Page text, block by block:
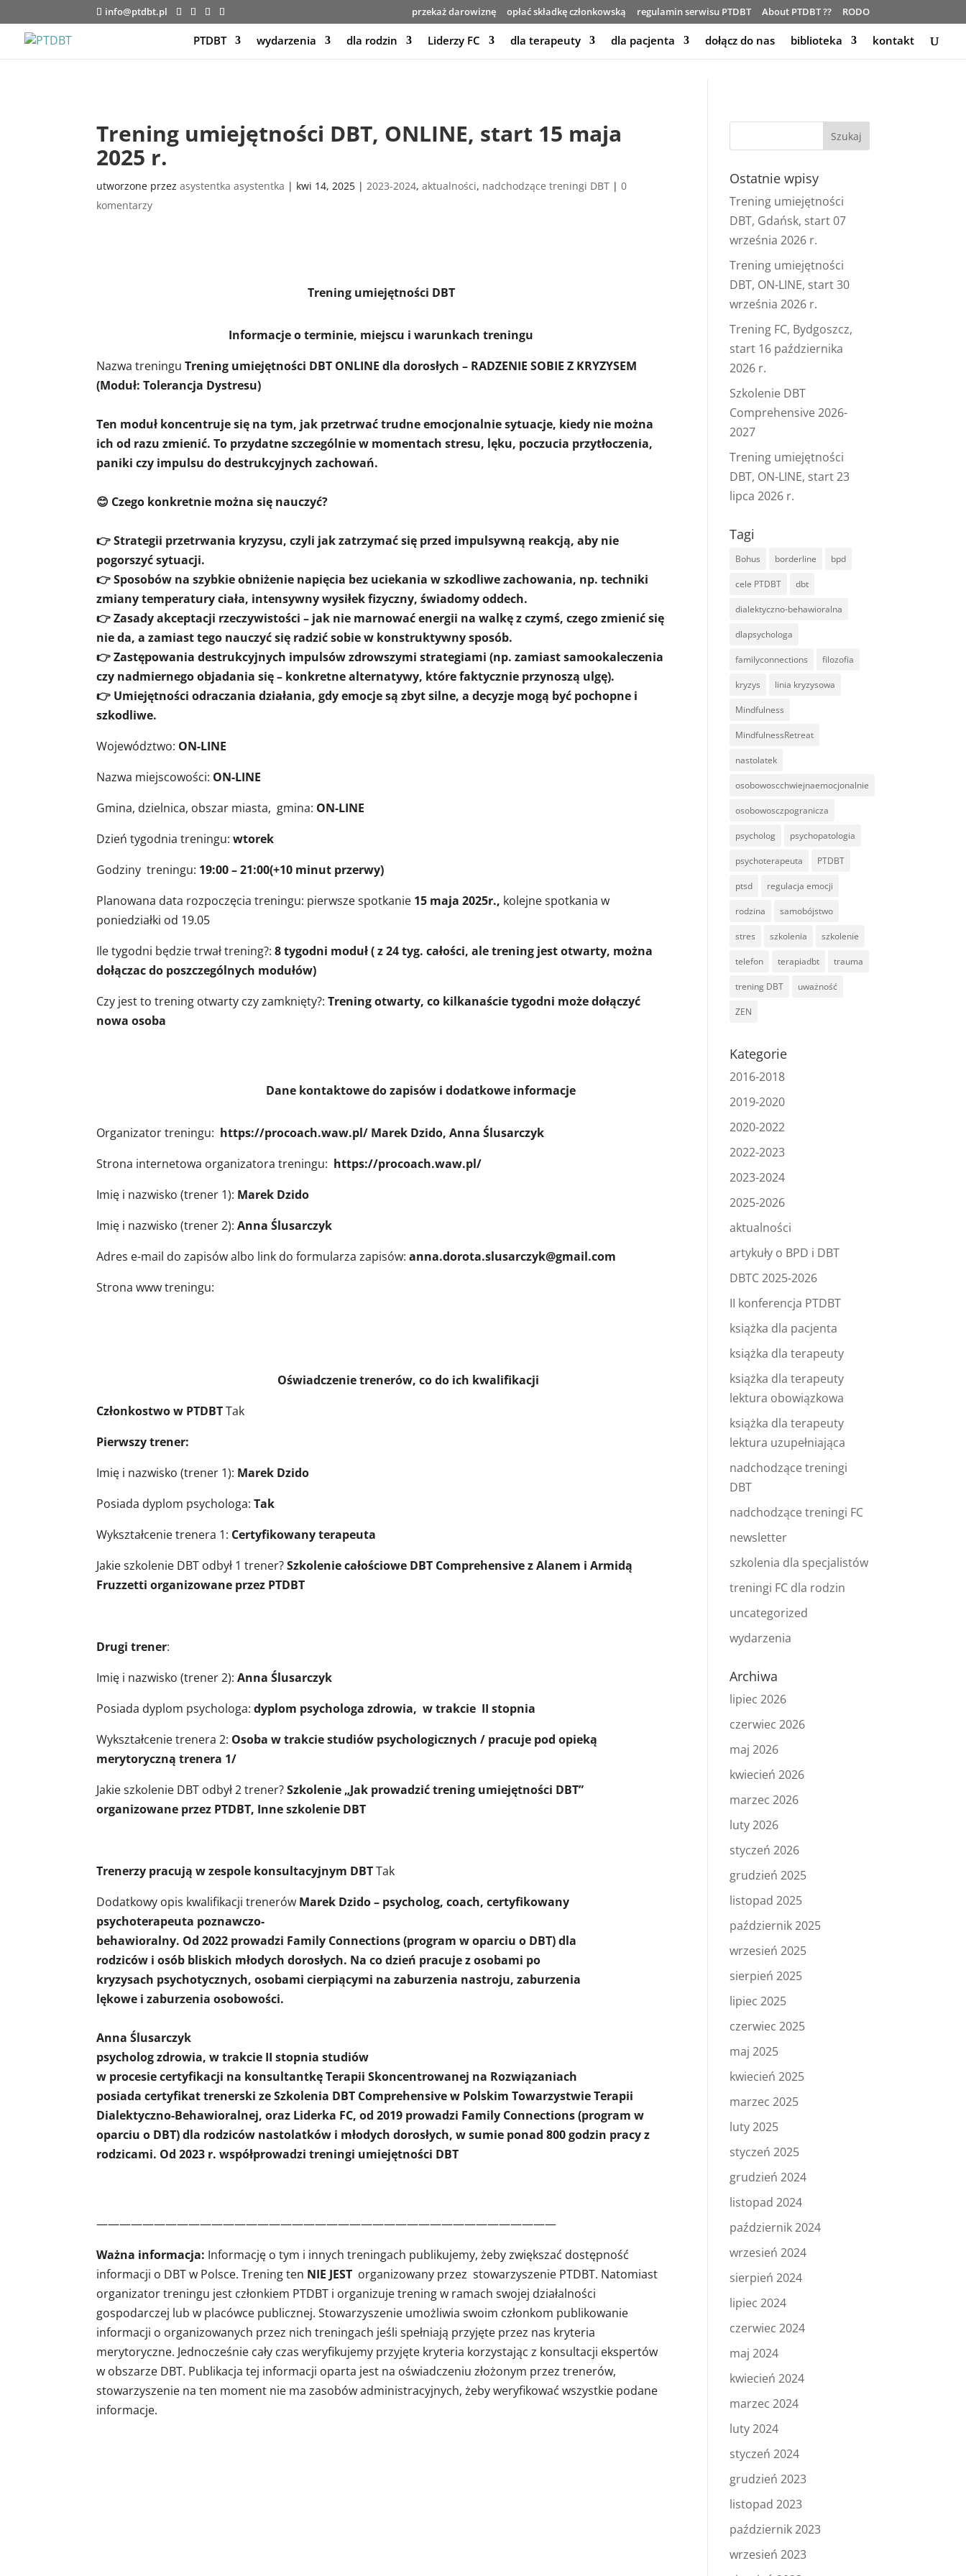
info@ptdbt.pl przekaż darowiznę opłać składkę członkowską regulamin serwisu PTDBT About PTDBT ?? RODO
PTDBT wydarzenia dla rodzin Liderzy FC dla terapeuty dla pacjenta dołącz do nas biblioteka kontakt
Trening umiejętności DBT, ONLINE, start 15 maja
2025 r.
utworzone przezasystentka asystentka | kwi 14, 2025 |2023-2024,aktualności, nadchodzące treningi DBT |0
komentarzy
Trening umiejętności DBT
Informacje o terminie, miejscu i warunkach treningu
Nazwa treninguTrening umiejętności DBT ONLINE dla dorosłych – RADZENIE SOBIE Z KRYZYSEM
(Moduł: Tolerancja Dystresu)
Ten moduł koncentruje się na tym, jak przetrwać trudne emocjonalnie sytuacje, kiedy nie można
ich od razu zmienić. To przydatne szczególnie w momentach stresu, lęku, poczucia przytłoczenia,
paniki czy impulsu do destrukcyjnych zachowań.
😊 Czego konkretnie można się nauczyć?
👉 Strategii przetrwania kryzysu, czyli jak zatrzymać się przed impulsywną reakcją, aby nie
pogorszyć sytuacji.
👉 Sposobów na szybkie obniżenie napięcia bez uciekania w szkodliwe zachowania, np. techniki
zmiany temperatury ciała, intensywny wysiłek fizyczny, świadomy oddech.
👉 Zasady akceptacji rzeczywistości – jak nie marnować energii na walkę z czymś, czego zmienić się
nie da, a zamiast tego nauczyć się radzić sobie w konstruktywny sposób.
👉 Zastępowania destrukcyjnych impulsów zdrowszymi strategiami (np. zamiast samookaleczenia
czy nadmiernego objadania się – konkretne alternatywy, które faktycznie przynoszą ulgę).
👉 Umiejętności odraczania działania, gdy emocje są zbyt silne, a decyzje mogą być pochopne i
szkodliwe.
Województwo: ON-LINE
Nazwa miejscowości: ON-LINE
Gmina, dzielnica, obszar miasta, gmina: ON-LINE
Dzień tygodnia treningu:wtorek
Godziny treningu: 19:00 – 21:00(+10 minut przerwy)
Planowana data rozpoczęcia treningu: pierwsze spotkanie 15 maja 2025r., kolejne spotkania w
poniedziałki od 19.05
Ile tygodni będzie trwał trening?:8 tygodni moduł ( z 24 tyg. całości, ale trening jest otwarty, można
dołączac do poszczególnych modułów)
Czy jest to trening otwarty czy zamknięty?:Trening otwarty, co kilkanaście tygodni może dołączyć
nowa osoba
Dane kontaktowe do zapisów i dodatkowe informacje
Organizator treningu: https://procoach.waw.pl/ Marek Dzido, Anna Ślusarczyk
Strona internetowa organizatora treningu: https://procoach.waw.pl/
Imię i nazwisko (trener 1): Marek Dzido
Imię i nazwisko (trener 2): Anna Ślusarczyk
Adres e-mail do zapisów albo link do formularza zapisów:anna.dorota.slusarczyk@gmail.com
Strona www treningu:
Oświadczenie trenerów, co do ich kwalifikacji
Członkostwo w PTDBTTak
Pierwszy trener:
Imię i nazwisko (trener 1): Marek Dzido
Posiada dyplom psychologa:Tak
Wykształcenie trenera 1: Certyfikowany terapeuta
Jakie szkolenie DBT odbył 1 trener?Szkolenie całościowe DBT Comprehensive z Alanem i Armidą
Fruzzetti organizowane przez PTDBT
Drugi trener:
Imię i nazwisko (trener 2):Anna Ślusarczyk
Posiada dyplom psychologa:dyplom psychologa zdrowia, w trakcie II stopnia
Wykształcenie trenera 2: Osoba w trakcie studiów psychologicznych / pracuje pod opieką
merytoryczną trenera 1/
Jakie szkolenie DBT odbył 2 trener?Szkolenie „Jak prowadzić trening umiejętności DBT”
organizowane przez PTDBT, Inne szkolenie DBT
Trenerzy pracują w zespole konsultacyjnym DBTTak
Dodatkowy opis kwalifikacji trenerów Marek Dzido – psycholog, coach, certyfikowany
psychoterapeuta poznawczo-
behawioralny. Od 2022 prowadzi Family Connections (program w oparciu o DBT) dla
rodziców i osób bliskich młodych dorosłych. Na co dzień pracuje z osobami po
kryzysach psychotycznych, osobami cierpiącymi na zaburzenia nastroju, zaburzenia
lękowe i zaburzenia osobowości.
Anna Ślusarczyk
psycholog zdrowia, w trakcie II stopnia studiów
w procesie certyfikacji na konsultantkę Terapii Skoncentrowanej na Rozwiązaniach
posiada certyfikat trenerski ze Szkolenia DBT Comprehensive w Polskim Towarzystwie Terapii
Dialektyczno-Behawioralnej, oraz Liderka FC, od 2019 prowadzi Family Connections (program w
oparciu o DBT) dla rodziców nastolatków i młodych dorosłych, w sumie ponad 800 godzin pracy z
rodzicami. Od 2023 r. współprowadzi treningi umiejętności DBT
————————————————————————————————————————
Ważna informacja: Informację o tym i innych treningach publikujemy, żeby zwiększać dostępność
informacji o DBT w Polsce. Trening ten NIE JEST organizowany przez stowarzyszenie PTDBT. Natomiast
organizator treningu jest członkiem PTDBT i organizuje trening w ramach swojej działalności
gospodarczej lub w placówce publicznej. Stowarzyszenie umożliwia swoim członkom publikowanie
informacji o organizowanych przez nich treningach jeśli spełniają przyjęte przez nas kryteria
merytoryczne. Jednocześnie cały czas weryfikujemy przyjęte kryteria korzystając z konsultacji ekspertów
w obszarze DBT. Publikacja tej informacji oparta jest na oświadczeniu złożonym przez trenerów,
stowarzyszenie na ten moment nie ma zasobów administracyjnych, żeby weryfikować wszystkie podane
informacje.
Ostatnie wpisy
Trening umiejętności
DBT, Gdańsk, start 07
września 2026 r.
Trening umiejętności
DBT, ON-LINE, start 30
września 2026 r.
Trening FC, Bydgoszcz,
start 16 października
2026 r.
Szkolenie DBT
Comprehensive 2026-
2027
Trening umiejętności
DBT, ON-LINE, start 23
lipca 2026 r.
Tagi
Bohus borderline bpd
cele PTDBT dbt
dialektyczno-behawioralna
dlapsychologa
familyconnections filozofia
kryzys linia kryzysowa
Mindfulness
MindfulnessRetreat
nastolatek
osobowoscchwiejnaemocjonalnie
osobowosczpogranicza
psycholog psychopatologia
psychoterapeuta PTDBT
ptsd regulacja emocji
rodzina samobójstwo
stres szkolenia szkolenie
telefon terapiadbt trauma
trening DBT uważność
ZEN
Kategorie
2016-2018
2019-2020
2020-2022
2022-2023
2023-2024
2025-2026
aktualności
artykuły o BPD i DBT
DBTC 2025-2026
II konferencja PTDBT
książka dla pacjenta
książka dla terapeuty
książka dla terapeuty
lektura obowiązkowa
książka dla terapeuty
lektura uzupełniająca
nadchodzące treningi
DBT
nadchodzące treningi FC
newsletter
szkolenia dla specjalistów
treningi FC dla rodzin
uncategorized
wydarzenia
Archiwa
lipiec 2026
czerwiec 2026
maj 2026
kwiecień 2026
marzec 2026
luty 2026
styczeń 2026
grudzień 2025
listopad 2025
październik 2025
wrzesień 2025
sierpień 2025
lipiec 2025
czerwiec 2025
maj 2025
kwiecień 2025
marzec 2025
luty 2025
styczeń 2025
grudzień 2024
listopad 2024
październik 2024
wrzesień 2024
sierpień 2024
lipiec 2024
czerwiec 2024
maj 2024
kwiecień 2024
marzec 2024
luty 2024
styczeń 2024
grudzień 2023
listopad 2023
październik 2023
wrzesień 2023